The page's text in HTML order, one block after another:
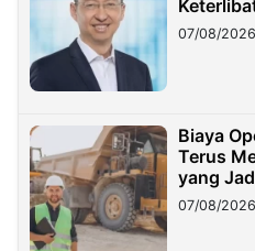
Miliar
07/08/
Biaya
Terus
yang
07/08/